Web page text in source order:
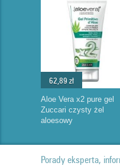
62,89 zł
Aloe Vera x2 pure gel
Zuccari czysty żel
aloesowy
Porady eksperta,